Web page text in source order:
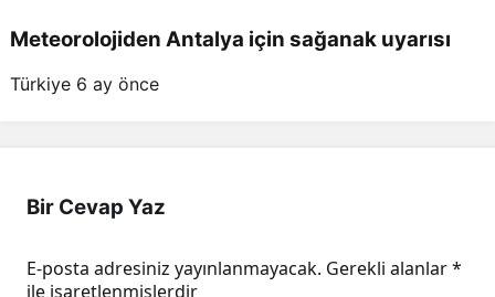
Meteorolojiden Antalya için sağanak uyarısı
Türkiye 6 ay önce
Bir Cevap Yaz
E-posta adresiniz yayınlanmayacak. Gerekli alanlar*
ile işaretlenmişlerdir